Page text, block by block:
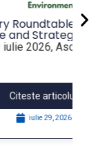
Local
the